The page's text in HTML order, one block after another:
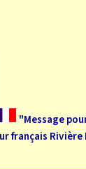
"Message
français Rivière